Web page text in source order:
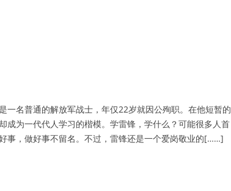
一名普通的解放军战士，年仅22岁就因公殉职。在他短暂的
成为一代代人学习的楷模。学雷锋，学什么？可能很多人首
事，做好事不留名。不过，雷锋还是一个爱岗敬业的[……]